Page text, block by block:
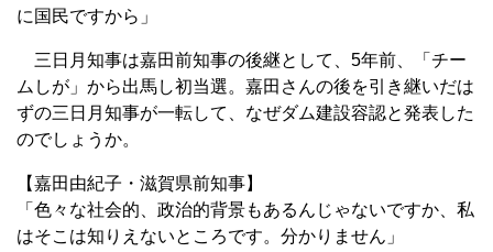
に国民ですから」
三日月知事は嘉田前知事の後継として、5年前、「チー
ムしが」から出馬し初当選。嘉田さんの後を引き継いだは
ずの三日月知事が一転して、なぜダム建設容認と発表した
のでしょうか。
【嘉田由紀子・滋賀県前知事】
「色々な社会的、政治的背景もあるんじゃないですか、私
はそこは知りえないところです。分かりません」